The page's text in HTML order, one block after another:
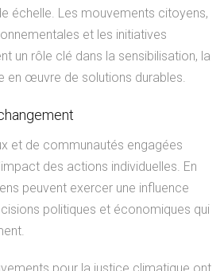
échelle. Les mouvements citoyens,
et les initiatives
un rôle clé dans la sensibilisation, la
en œuvre de solutions durables.
et de communautés engagées
des actions individuelles. En
peuvent exercer une influence
politiques et économiques qui